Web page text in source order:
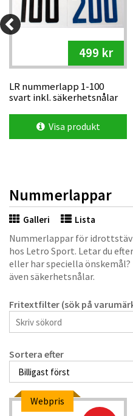
499 kr
LR nummerlapp 1-100
svart inkl. säkerhetsnålar
Visa produkt
Nummerlappar
Galleri Lista
Nummerlappar för
hos Letro Sport. Letar du
eller har speciella
även säkerhetsnålar.
Fritextfilter (sök på
Sortera efter
Webpris